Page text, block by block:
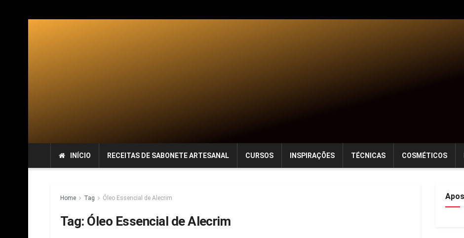
INÍCIO RECEITAS DE SABONETE ARTESANAL CURSOS INSPIRAÇÕES TÉCNICAS COSMÉTICOS
Home Tag Óleo Essencial de Alecrim
Tag: Óleo Essencial de Alecrim